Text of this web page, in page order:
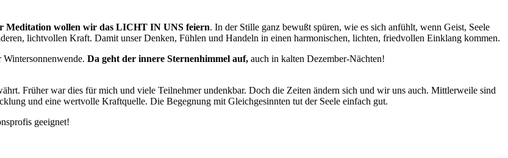
Meditation wollen wir das LICHT IN UNS feiern. In der Stille ganz bewußt spüren, wie es sich anfühlt, wenn Geist, Seele
lichtvollen Kraft. Damit unser Denken, Fühlen und Handeln in einen harmonischen, lichten, friedvollen Einklang kommen.
Da geht der innere Sternenhimmel auf, auch in kalten Dezember-Nächten!
Früher war dies für mich und viele Teilnehmer undenkbar. Doch die Zeiten ändern sich und wir uns auch. Mittlerweile sind
und eine wertvolle Kraftquelle. Die Begegnung mit Gleichgesinnten tut der Seele einfach gut.
geeignet!